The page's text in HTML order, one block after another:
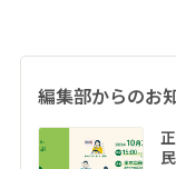
編集部からのお